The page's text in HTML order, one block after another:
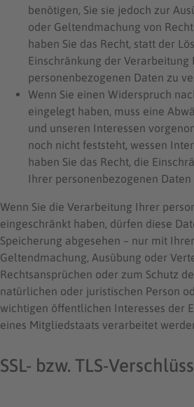
benötigen, Sie sie jedoch zur
oder Geltendmachung von
haben Sie das Recht, statt der
Einschränkung der Verarbeitung
personenbezogenen Daten zu
Wenn Sie einen Widerspruch
eingelegt haben, muss eine
und unseren Interessen
noch nicht feststeht, wessen
haben Sie das Recht, die
Ihrer personenbezogenen
Wenn Sie die Verarbeitung Ihrer
eingeschränkt haben, dürfen diese
Speicherung abgesehen – nur mit
Geltendmachung, Ausübung oder
Rechtsansprüchen oder zum Schutz
natürlichen oder juristischen Person
wichtigen öffentlichen Interesses der
eines Mitgliedstaats verarbeitet
SSL- bzw. TLS-